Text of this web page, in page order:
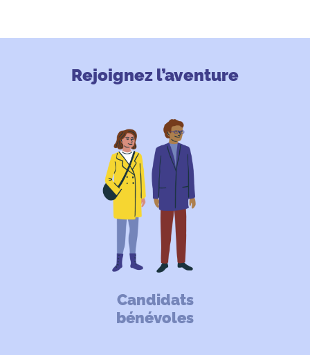
Rejoignez l’aventure
Candidats
bénévoles